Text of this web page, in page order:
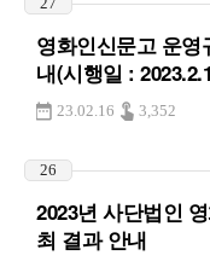
영화인신문고 운영
내(시행일 :
23.02.16 3,352
26
2023년 사단법인
최 결과 안내